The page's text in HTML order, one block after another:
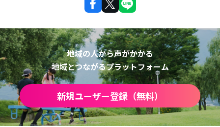
地域の人から声がかかる
地域とつながるプラットフォーム
新規ユーザー登録（無料）